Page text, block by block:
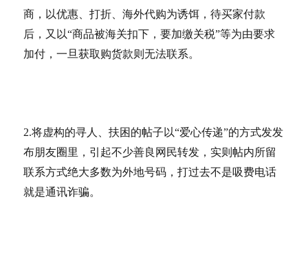
商，以优惠、打折、海外代购为诱饵，待买家付款
后，又以“商品被海关扣下，要加缴关税”等为由要求
加付，一旦获取购货款则无法联系。
2.将虚构的寻人、扶困的帖子以“爱心传递”的方式发发
布朋友圈里，引起不少善良网民转发，实则帖内所留
联系方式绝大多数为外地号码，打过去不是吸费电话
就是通讯诈骗。